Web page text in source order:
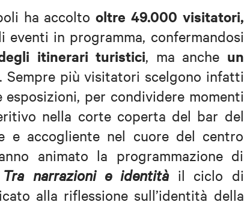
ha accolto oltre 49.000 visitatori,
in programma, confermandosi
itinerari turistici, ma anche un
. Sempre più visitatori scelgono infatti
per condividere momenti
nella corte coperta del bar del
e accogliente nel cuore del centro
animato la programmazione di
narrazioni e identità il ciclo di
alla riflessione sull’identità della